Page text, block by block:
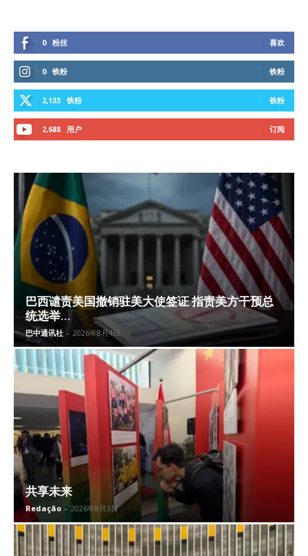
0 粉丝 喜欢
0 铁粉 铁粉
2,133 铁粉 铁粉
2,688 用户 订阅
巴西谴责美国撤销驻美大使签证 指责美方干预总
统选举...
巴中通讯社 - 2026年8月4日
共享未来
Redação - 2026年8月3日